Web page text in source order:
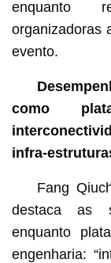
enquanto
organizadoras
evento.
como
infra-
Fang
destaca as
enquanto
engenharia: